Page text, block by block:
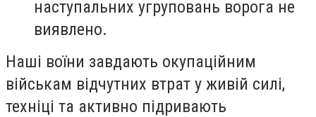
наступальних угруповань ворога не
виявлено.
Наші воїни завдають окупаційним
військам відчутних втрат у живій силі,
техніці та активно підривають